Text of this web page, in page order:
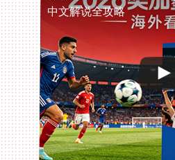
中文解说全攻略